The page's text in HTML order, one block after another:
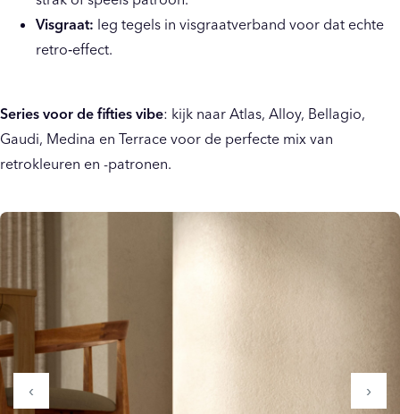
Visgraat: leg tegels in visgraatverband voor dat echte
retro‑effect.
Series voor de fifties vibe: kijk naar Atlas, Alloy, Bellagio,
Gaudi, Medina en Terrace voor de perfecte mix van
retrokleuren en -patronen.
‹ ›